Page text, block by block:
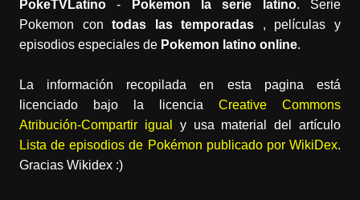
PokeTVLatino- Pokemon la serie latino. Serie
Pokemon contodas las temporadas , películas y
episodios especiales de Pokemon latino online.
La información recopilada en esta pagina está
licenciado bajo la licenciaCreative Commons
Atribución-Compartir igual
y usa material del artículo
Lista de episodios de Pokémon publicado por WikiDex.
Gracias Wikidex :)